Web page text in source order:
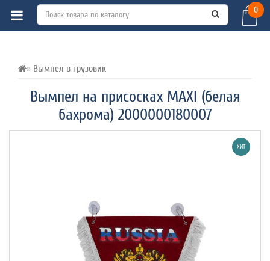
0
Вымпел в грузовик
Вымпел на присосках MAXI (белая
бахрома) 2000000180007
ВСЕ О ТОВАРЕ ХАРАКТЕРИСТИКИ
ХИТ